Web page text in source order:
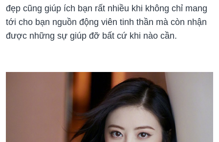
đẹp cũng giúp ích bạn rất nhiều khi không chỉ mang
tới cho bạn nguồn động viên tinh thần mà còn nhận
được những sự giúp đỡ bất cứ khi nào cần.